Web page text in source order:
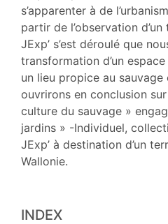
s’apparenter à de
partir de l’observation
JExp’ s’est déroulé que
transformation d’un
un lieu propice au
ouvrirons en conclusion
culture du sauvage »
jardins » -Individuel,
JExp’ à destination d’un
Wallonie.
INDEX